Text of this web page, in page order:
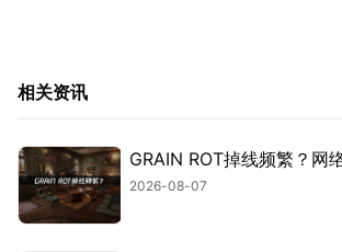
相关资讯
GRAIN ROT掉线频繁？网
2026-08-07